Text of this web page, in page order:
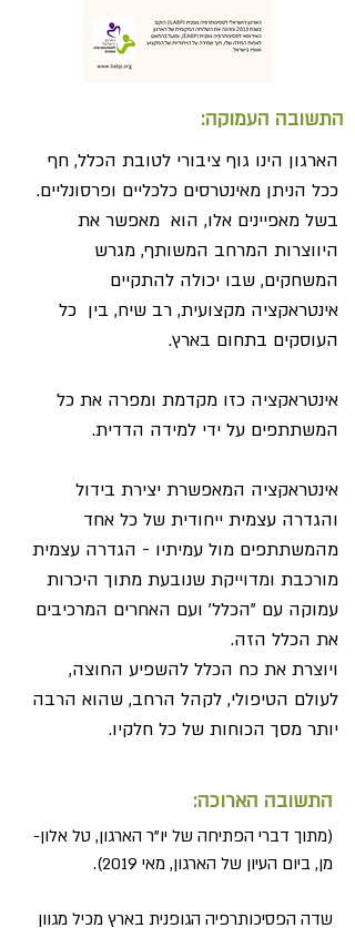
התשובה העמוקה:
הארגון הינו גוף ציבורי לטובת הכלל, חף
ככל הניתן מאינטרסים כלכליים ופרסונליים.
בשל מאפיינים אלו, הוא מאפשר את
היווצרות המרחב המשותף, מגרש
המשחקים, שבו יכולה להתקיים
אינטראקציה מקצועית, רב שיח, בין כל
העוסקים בתחום בארץ.
אינטראקציה כזו מקדמת ומפרה את כל
המשתתפים על ידי למידה הדדית.
אינטראקציה המאפשרת יצירת בידול
והגדרה עצמית ייחודית של כל אחד
מהמשתתפים מול עמיתיו - הגדרה עצמית
מורכבת ומדוייקת שנובעת מתוך היכרות
עמוקה עם "הכלל' ועם האחרים המרכיבים
את הכלל הזה.
ויוצרת את כח הכלל להשפיע החוצה,
לעולם הטיפולי, לקהל הרחב, שהוא הרבה
יותר מסך הכוחות של כל חלקיו.
התשובה הארוכה:
(מתוך דברי הפתיחה של יו"ר הארגון, טל אלון-
מן, ביום העיון של הארגון, מאי 2019).
שדה הפסיכותרפיה הגופנית בארץ מכיל מגוון